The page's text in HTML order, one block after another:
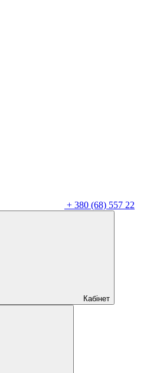
+ 380 (68) 557 22
Кабінет